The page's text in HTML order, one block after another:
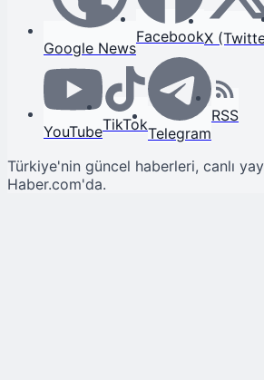
Google News
FacebookX
YouTubeTikTokTelegram
RSS
Türkiye'nin güncel haberleri, canlı
Haber.com'da.